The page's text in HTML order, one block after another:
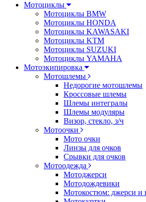
Мотоциклы
Мотоциклы BMW
Мотоциклы HONDA
Мотоциклы KAWASAKI
Мотоциклы KTM
Мотоциклы SUZUKI
Мотоциклы YAMAHA
Мотоэкипировка
Мотошлемы
Недорогие мотошлемы
Кроссовые шлемы
Шлемы интегралы
Шлемы модуляры
Визор, стекло, з/ч
Мотоочки
Мото очки
Линзы для очков
Срывки для очков
Мотоодежда
Мотоджерси
Мотодождевики
Мотокостюм: джерси и